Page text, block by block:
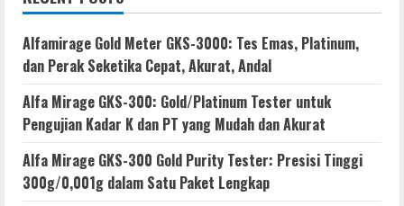
Alfamirage Gold Meter GKS-3000: Tes Emas, Platinum,
dan Perak Seketika Cepat, Akurat, Andal
Alfa Mirage GKS-300: Gold/Platinum Tester untuk
Pengujian Kadar K dan PT yang Mudah dan Akurat
Alfa Mirage GKS-300 Gold Purity Tester: Presisi Tinggi
300g/0,001g dalam Satu Paket Lengkap